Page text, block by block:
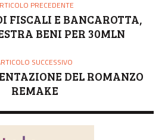
PRECEDENTE
FISCALI E BANCAROTTA,
BENI PER 30MLN
SUCCESSIVO
DEL ROMANZO
REMAKE